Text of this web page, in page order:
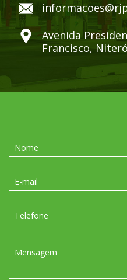
Avenida
Francisco,